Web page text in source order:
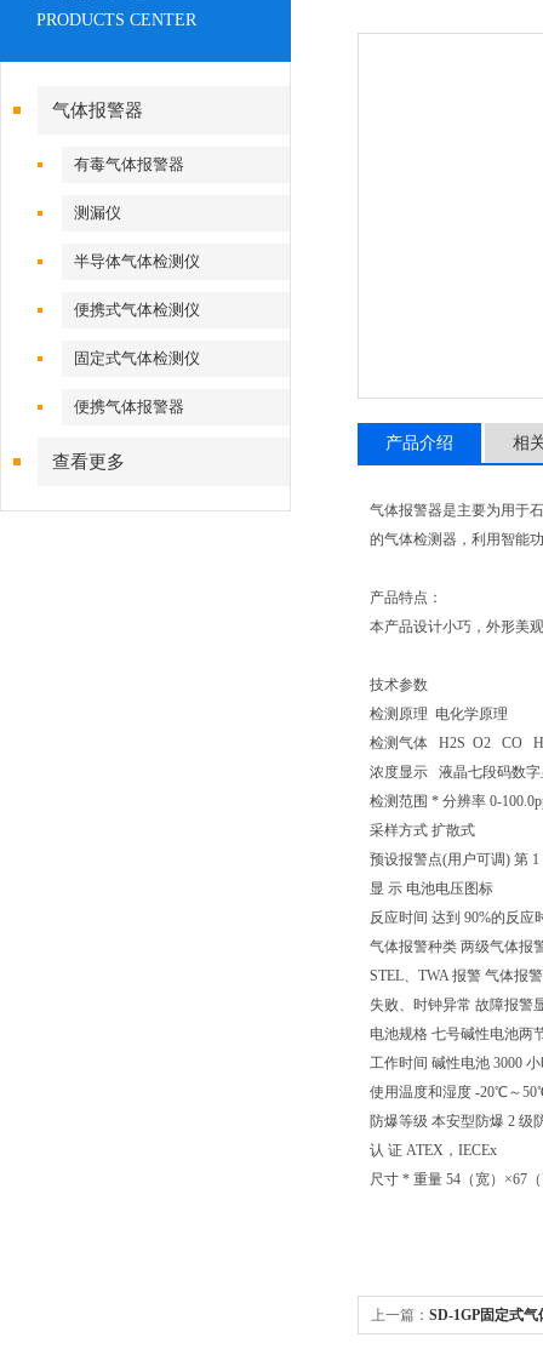
PRODUCTS CENTER
气体报警器
有毒气体报警器
测漏仪
半导体气体检测仪
便携式气体检测仪
固定式气体检测仪
便携气体报警器
查看更多
产品介绍 相
气体报警器是主要为用于
的气体检测器，利用智能
产品特点：
本产品设计小巧，外形美
技术参数
检测原理 电化学原理
检测气体 H2S O2 CO
浓度显示 液晶七段码数字
检测范围 * 分辨率 0-
采样方式 扩散式
预设报警点(用户可调) 第 1
显 示 电池电压图标
反应时间 达到 90%的反应
气体报警种类 两级气体报
STEL、TWA 报警 气体报
失败、时钟异常 故障报警
电池规格 七号碱性电池两
工作时间 碱性电池 3000
使用温度和湿度 -20℃～
防爆等级 本安型防爆 2 级
认 证 ATEX，IECEx
尺寸 * 重量 54（宽）×67
上一篇： SD-1GP固定式气